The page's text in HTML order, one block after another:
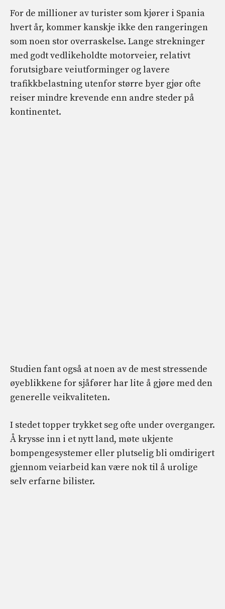
For de millioner av turister som kjører i Spania
hvert år, kommer kanskje ikke den rangeringen
som noen stor overraskelse. Lange strekninger
med godt vedlikeholdte motorveier, relativt
forutsigbare veiutforminger og lavere
trafikkbelastning utenfor større byer gjør ofte
reiser mindre krevende enn andre steder på
kontinentet.
Studien fant også at noen av de mest stressende
øyeblikkene for sjåfører har lite å gjøre med den
generelle veikvaliteten.
I stedet topper trykket seg ofte under overganger.
Å krysse inn i et nytt land, møte ukjente
bompengesystemer eller plutselig bli omdirigert
gjennom veiarbeid kan være nok til å urolige
selv erfarne bilister.